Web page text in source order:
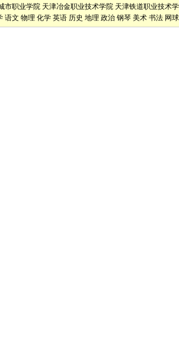
市职业学院 天津冶金职业技术学院 天津铁道职业技术
语文 物理 化学 英语 历史 地理 政治 钢琴 美术 书法 网球